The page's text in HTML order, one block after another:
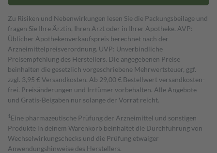
Zu Risiken und Nebenwirkungen lesen Sie die Packungsbeilage und
fragen Sie Ihre Ärztin, Ihren Arzt oder in Ihrer Apotheke. AVP:
Üblicher Apothekenverkaufspreis berechnet nach der
Arzneimittelpreisverordnung. UVP: Unverbindliche
Preisempfehlung des Herstellers. Die angegebenen Preise
beinhalten die gesetzlich vorgeschriebene Mehrwertsteuer, ggf.
zzgl. 3,95 € Versandkosten. Ab 29,00 € Bestell­wert versand­kosten­
frei. Preisänderungen und Irrtümer vorbehalten. Alle Angebote
und Gratis-Beigaben nur solange der Vorrat reicht.
1 Eine pharmazeutische Prüfung der Arzneimittel und sonstigen
Produkte in deinem Warenkorb beinhaltet die Durchführung von
Wechselwirkungschecks und die Prüfung etwaiger
Anwendungshinweise des Herstellers.